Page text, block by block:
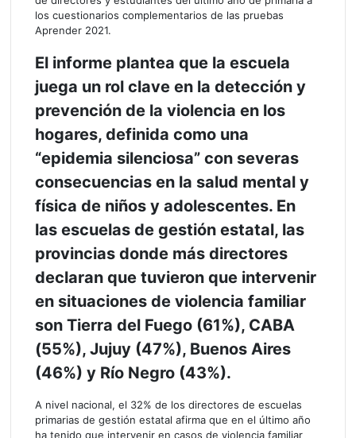
los cuestionarios complementarios de las pruebas
Aprender 2021.
El informe plantea que la escuela
juega un rol clave en la detección y
prevención de la violencia en los
hogares, definida como una
“epidemia silenciosa” con severas
consecuencias en la salud mental y
física de niños y adolescentes. En
las escuelas de gestión estatal, las
provincias donde más directores
declaran que tuvieron que intervenir
en situaciones de violencia familiar
son Tierra del Fuego (61%), CABA
(55%), Jujuy (47%), Buenos Aires
(46%) y Río Negro (43%).
A nivel nacional, el 32% de los directores de escuelas
primarias de gestión estatal afirma que en el último año
ha tenido que intervenir en casos de violencia familiar